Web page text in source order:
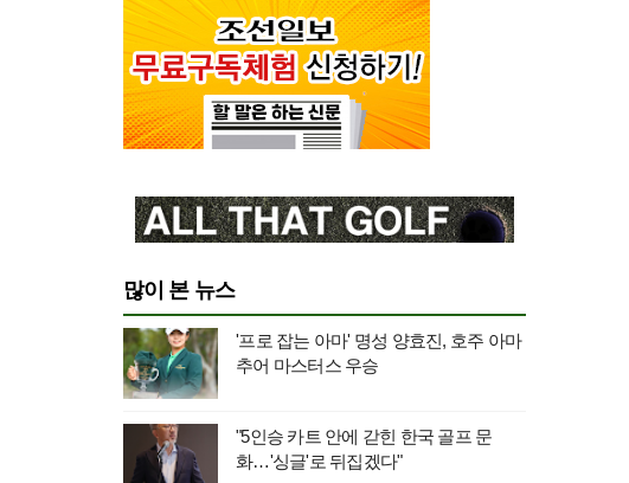
많이 본 뉴스
'프로 잡는 아마' 명성 양효진, 호주 아마
추어 마스터스 우승
"5인승 카트 안에 갇힌 한국 골프 문
화…'싱글'로 뒤집겠다"